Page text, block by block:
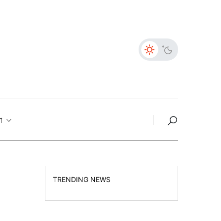
TRENDING NEWS